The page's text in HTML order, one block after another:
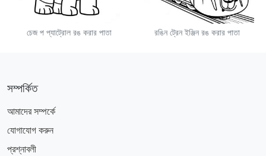
চেজ প প্যাট্রোল রঙ করার পাতা রঙিন ট্রেন ইঞ্জিন রঙ করার পাতা
সম্পর্কিত
আমাদের সম্পর্কে
যোগাযোগ করুন
প্রশ্নাবলী